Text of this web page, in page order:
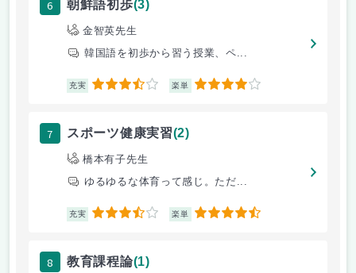
6 朝鮮語初歩(3)
金智英先生
韓国語を初歩から習う授業、ペ...
充実 3.5 楽単 4
7 スポーツ健康実習(2)
橋本有子先生
ゆるゆるな体育って感じ。ただ...
充実 3.5 楽単 4.5
8 教育課程論(1)